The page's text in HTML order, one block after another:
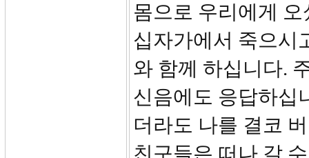
몸으로 우리에게
십자가에서 죽으시
와 함께 하십니다.
신음에도 응답하십
더라도 나를 결코
친구들은 떠나 갈